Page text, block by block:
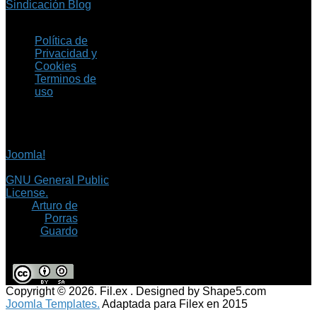
Sindicación Blog
Política de
Privacidad y
Cookies
Terminos de
uso
Joomla!
GNU General Public
License.
Arturo de
Porras
Guardo
Copyright © 2026. Fil.ex . Designed by Shape5.com
Joomla Templates. Adaptada para Filex en 2015